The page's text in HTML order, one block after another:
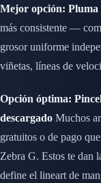
Mejor opción: Pluma
más consistente —
grosor uniforme
viñetas, líneas de
Opción óptima:
descargado Muchos
gratuitos o de pago
Zebra G. Estos te dan
define el lineart de